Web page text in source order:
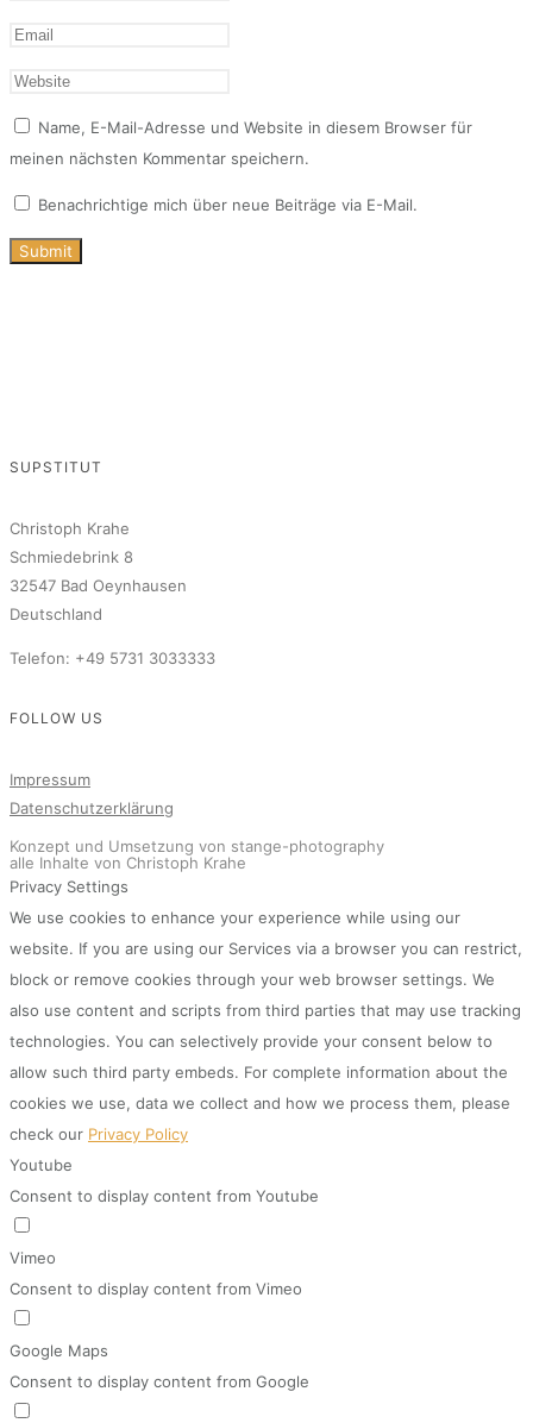
Name, E-Mail-Adresse und Website in diesem Browser für
meinen nächsten Kommentar speichern.
Benachrichtige mich über neue Beiträge via E-Mail.
SUPSTITUT
Christoph Krahe
Schmiedebrink 8
32547 Bad Oeynhausen
Deutschland
Telefon: +49 5731 3033333
FOLLOW US
Impressum
Datenschutzerklärung
Konzept und Umsetzung von stange-photography
alle Inhalte von Christoph Krahe
Privacy Settings
We use cookies to enhance your experience while using our
website. If you are using our Services via a browser you can restrict,
block or remove cookies through your web browser settings. We
also use content and scripts from third parties that may use tracking
technologies. You can selectively provide your consent below to
allow such third party embeds. For complete information about the
cookies we use, data we collect and how we process them, please
check our Privacy Policy
Youtube
Consent to display content from Youtube
Vimeo
Consent to display content from Vimeo
Google Maps
Consent to display content from Google